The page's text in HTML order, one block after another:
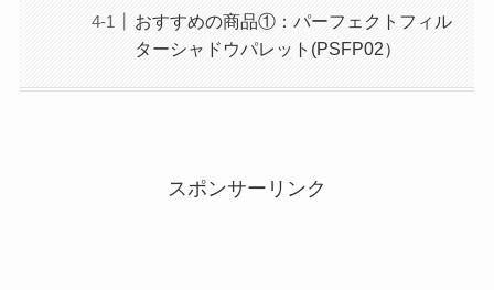
おすすめの商品①：パーフェクトフィル
ターシャドウパレット(PSFP02）
スポンサーリンク